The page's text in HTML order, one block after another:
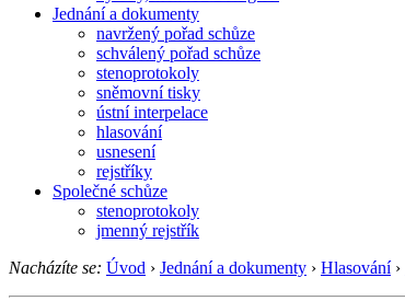
Jednání a dokumenty
navržený pořad schůze
schválený pořad schůze
stenoprotokoly
sněmovní tisky
ústní interpelace
hlasování
usnesení
rejstříky
Společné schůze
stenoprotokoly
jmenný rejstřík
Nacházíte se: Úvod › Jednání a dokumenty › Hlasování ›